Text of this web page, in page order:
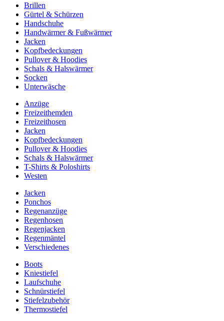
Brillen
Gürtel & Schürzen
Handschuhe
Handwärmer & Fußwärmer
Jacken
Kopfbedeckungen
Pullover & Hoodies
Schals & Halswärmer
Socken
Unterwäsche
Anzüge
Freizeithemden
Freizeithosen
Jacken
Kopfbedeckungen
Pullover & Hoodies
Schals & Halswärmer
T-Shirts & Poloshirts
Westen
Jacken
Ponchos
Regenanzüge
Regenhosen
Regenjacken
Regenmäntel
Verschiedenes
Boots
Kniestiefel
Laufschuhe
Schnürstiefel
Stiefelzubehör
Thermostiefel